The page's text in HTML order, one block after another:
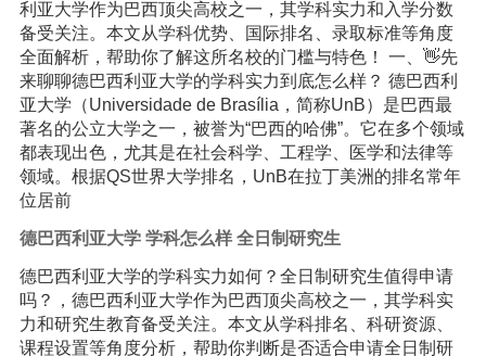
利亚大学作为巴西顶尖高校之一，其学科实力和入学分数
备受关注。本文从学科优势、国际排名、录取标准等角度
全面解析，帮助你了解这所名校的门槛与特色！ 一、👋先
来聊聊德巴西利亚大学的学科实力到底怎么样？ 德巴西利
亚大学（Universidade de Brasília，简称UnB）是巴西最
著名的公立大学之一，被誉为“巴西的哈佛”。它在多个领域
都表现出色，尤其是在社会科学、工程学、医学和法律等
领域。根据QS世界大学排名，UnB在拉丁美洲的排名常年
位居前
德巴西利亚大学 学科怎么样 全日制研究生
德巴西利亚大学的学科实力如何？全日制研究生值得申请
吗？，德巴西利亚大学作为巴西顶尖高校之一，其学科实
力和研究生教育备受关注。本文从学科排名、科研资源、
课程设置等角度分析，帮助你判断是否适合申请全日制研